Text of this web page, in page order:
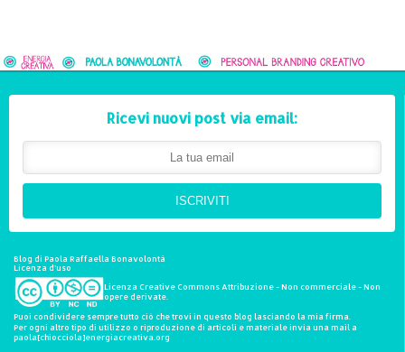
Ricevi nuovi post via email:
ISCRIVITI
Blog di Paola Raffaella Bonavolontà
Licenza d'uso
Licenza Creative Commons Attribuzione - Non commerciale - Non
opere derivate.
Puoi condividere sempre tutto ciò che trovi in questo blog lasciando la mia firma.
Per ogni altro tipo di utilizzo o riproduzione di articoli e materiale invia una mail a
paola[chiocciola]energiacreativa.org